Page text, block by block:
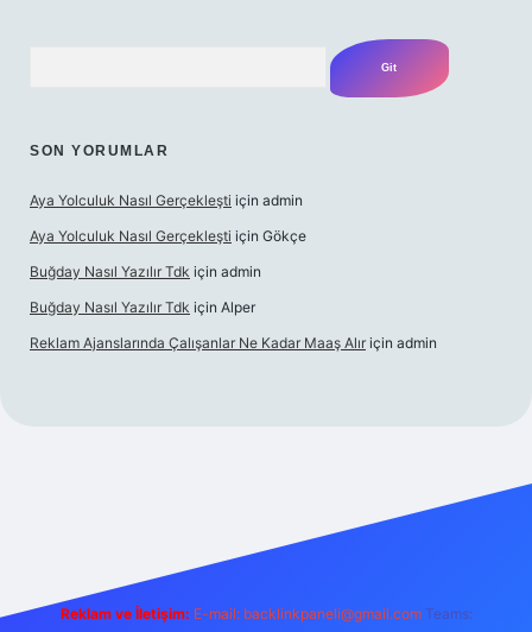
SON YORUMLAR
Aya Yolculuk Nasıl Gerçekleşti için admin
Aya Yolculuk Nasıl Gerçekleşti için Gökçe
Buğday Nasıl Yazılır Tdk için admin
Buğday Nasıl Yazılır Tdk için Alper
Reklam Ajanslarında Çalışanlar Ne Kadar Maaş Alır için admin
Reklam ve İletişim: E-mail: backlinkpaneli@gmail.com Teams: